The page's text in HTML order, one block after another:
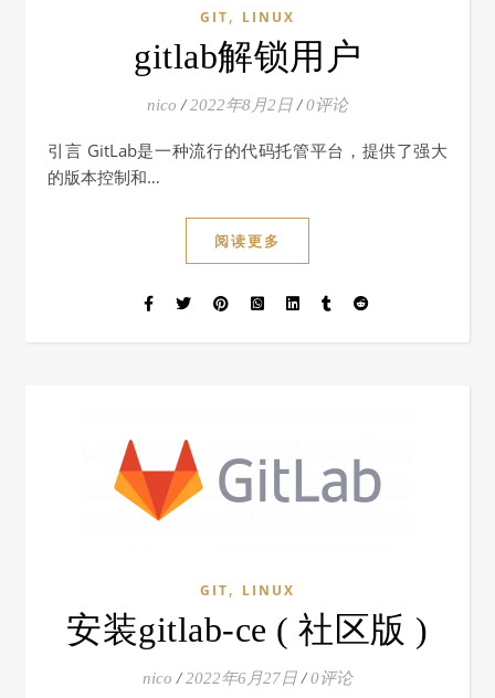
GIT, LINUX
gitlab解锁用户
nico / 2022年8月2日 / 0评论
引言 GitLab是一种流行的代码托管平台，提供了强大
的版本控制和…
阅读更多
GIT, LINUX
安装gitlab-ce ( 社区版 )
nico / 2022年6月27日 / 0评论